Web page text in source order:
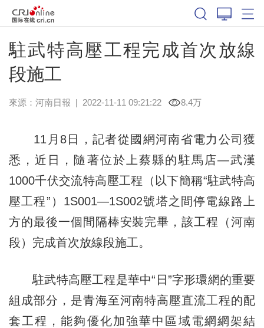
駐武特高壓工程完成首次放線
段施工
來源： 河南日報 | 2022-11-11 09:21:22 8.4万
11月8日，記者從國網河南省電力公司獲
悉，近日，隨著位於上蔡縣的駐馬店—武漢
1000千伏交流特高壓工程（以下簡稱“駐武特高
壓工程”）1S001—1S002號塔之間停電線路上
方的最後一個間隔棒安裝完畢，該工程（河南
段）完成首次放線段施工。
駐武特高壓工程是華中“日”字形環網的重要
組成部分，是青海至河南特高壓直流工程的配
套工程，能夠優化加強華中區域電網網架結